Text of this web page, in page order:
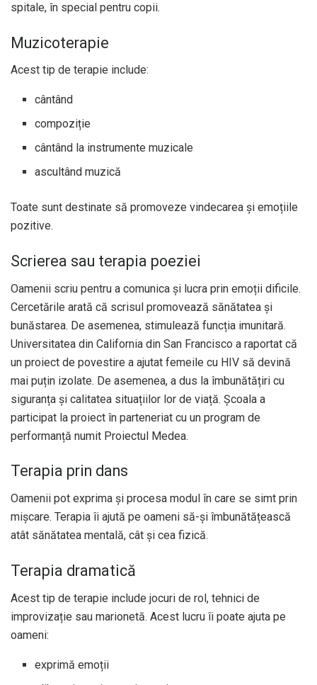
spitale, în special pentru copii.
Muzicoterapie
Acest tip de terapie include:
cântând
compoziție
cântând la instrumente muzicale
ascultând muzică
Toate sunt destinate să promoveze vindecarea și emoțiile
pozitive.
Scrierea sau terapia poeziei
Oamenii scriu pentru a comunica și lucra prin emoții dificile.
Cercetările arată că scrisul promovează sănătatea și
bunăstarea. De asemenea, stimulează funcția imunitară.
Universitatea din California din San Francisco a raportat că
un proiect de povestire a ajutat femeile cu HIV să devină
mai puțin izolate. De asemenea, a dus la îmbunătățiri cu
siguranța și calitatea situațiilor lor de viață. Școala a
participat la proiect în parteneriat cu un program de
performanță numit Proiectul Medea.
Terapia prin dans
Oamenii pot exprima și procesa modul în care se simt prin
mișcare. Terapia îi ajută pe oameni să-și îmbunătățească
atât sănătatea mentală, cât și cea fizică.
Terapia dramatică
Acest tip de terapie include jocuri de rol, tehnici de
improvizație sau marionetă. Acest lucru îi poate ajuta pe
oameni:
exprimă emoții